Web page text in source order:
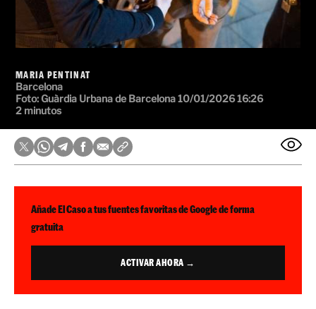
MARIA PENTINAT
Barcelona
Foto: Guàrdia Urbana de Barcelona10/01/2026 16:26
2 minutos
Añade El Caso a tus fuentes favoritas de Google de forma
gratuita
ACTIVAR AHORA →